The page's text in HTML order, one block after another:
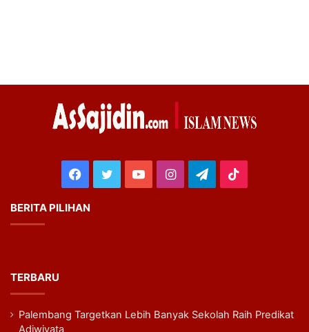
Facebook
TwitterYouTubeInstagram
Telegram
BERITA PILIHAN
TERBARU
Palembang Targetkan Lebih Banyak Sekolah Raih Predikat
Adiwiyata